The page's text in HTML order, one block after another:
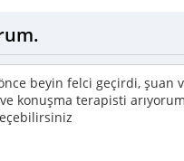
beyin felci geçirdi, şuan
konuşma terapisti